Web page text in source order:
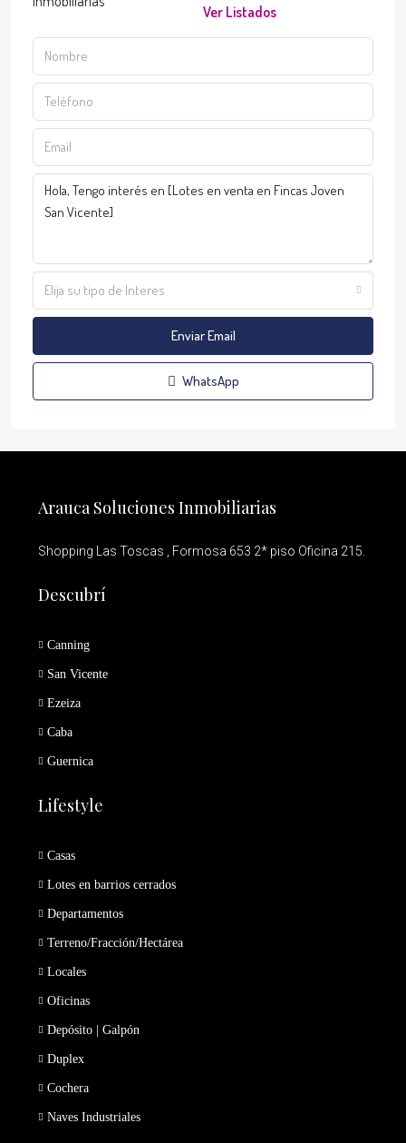
Ver Listados
Elija su tipo de Interes
Enviar Email
WhatsApp
Arauca Soluciones Inmobiliarias
Shopping Las Toscas , Formosa 653 2* piso Oficina 215.
Descubrí
Canning
San Vicente
Ezeiza
Caba
Guernica
Lifestyle
Casas
Lotes en barrios cerrados
Departamentos
Terreno/Fracción/Hectárea
Locales
Oficinas
Depósito | Galpón
Duplex
Cochera
Naves Industriales